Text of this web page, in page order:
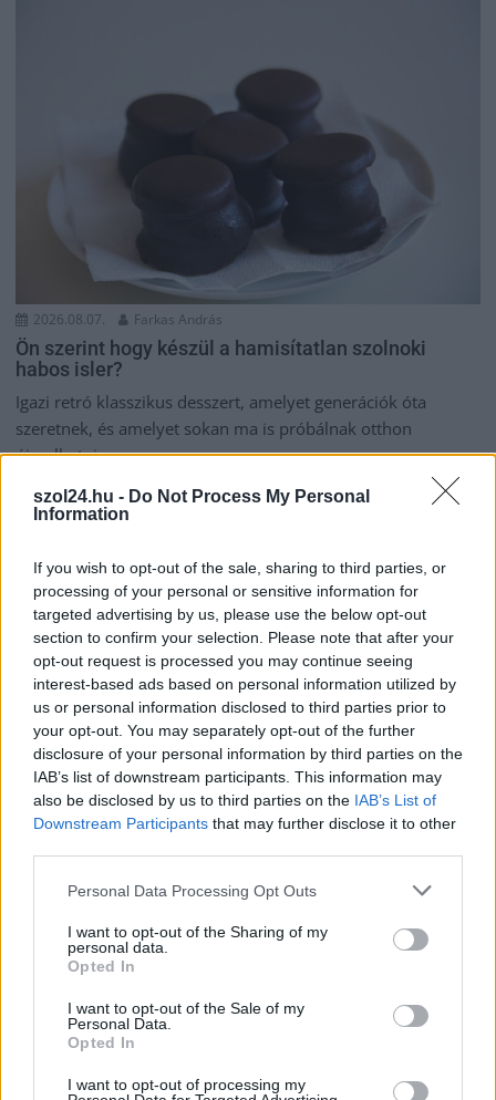
szol24.hu - Do Not Process My Personal
Information
If you wish to opt-out of the sale, sharing to third parties, or
processing of your personal or sensitive information for
targeted advertising by us, please use the below opt-out
section to confirm your selection. Please note that after your
opt-out request is processed you may continue seeing
interest-based ads based on personal information utilized by
us or personal information disclosed to third parties prior to
your opt-out. You may separately opt-out of the further
disclosure of your personal information by third parties on the
IAB’s list of downstream participants. This information may
also be disclosed by us to third parties on the IAB’s List of
Downstream Participants that may further disclose it to other
Please note that this website/app uses one or more Google
not limited to your visit or usage behaviour. You may click to
grant or deny consent to Google and its third-party tags to
use your data for below specified purposes in below Google
consent section.
Personal Data Processing Opt Outs
I want to opt-out of the Sharing of my
personal data.
Opted In
I want to opt-out of the Sale of my
Personal Data.
Opted In
I want to opt-out of processing my
2026.08.07. Farkas András
Ön szerint hogy készül a hamisítatlan szolnoki
habos isler?
Igazi retró klasszikus desszert, amelyet generációk óta
szeretnek, és amelyet sokan ma is próbálnak otthon
újraalkotni....
2026.08.07. Horváth Zsolt
Györfi Mihály több tucat vállalkozással egyeztetett
a kerékpárgyár dolgozóinak megsegítéséről
azoknak a munkavállalóknak, akik a tószegi kerékpárgyár
bezárása...